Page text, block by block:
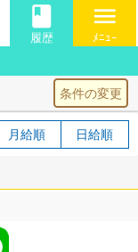
book
履歴
menu
ﾒﾆｭｰ
条件の変更
月給順 日給順